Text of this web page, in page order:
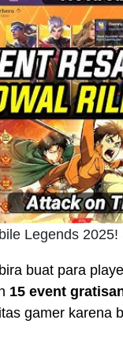
Legends
buat para
15 event
gamer karena